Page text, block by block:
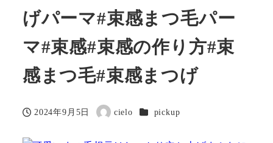
げパーマ#束感まつ毛パー
マ#束感#束感の作り方#束
感まつ毛#束感まつげ
投稿日
2024年9月5日
著
cielo カテゴリー
pickup